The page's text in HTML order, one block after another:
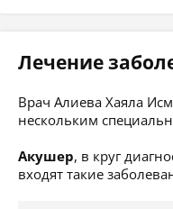
Лечение
Врач Алиева Хаяла
нескольким
Акушер, в круг
входят такие